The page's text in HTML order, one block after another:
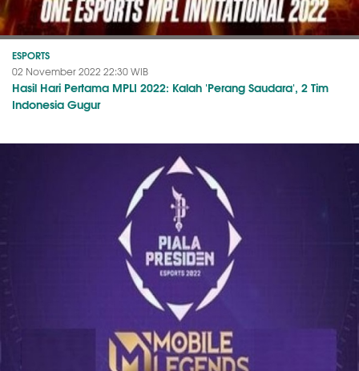
ESPORTS
02 November 2022 22:30 WIB
Hasil Hari Pertama MPLI 2022: Kalah 'Perang Saudara', 2 Tim
Indonesia Gugur